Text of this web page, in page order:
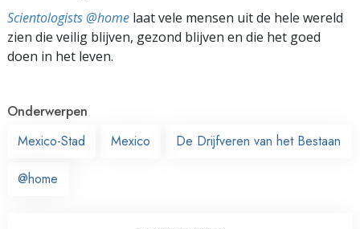
Scientologists @home laat vele mensen uit de hele wereld
zien die veilig blijven, gezond blijven en die het goed
doen in het leven.
Onderwerpen
Mexico-Stad
Mexico De Drijfveren van het Bestaan
@home